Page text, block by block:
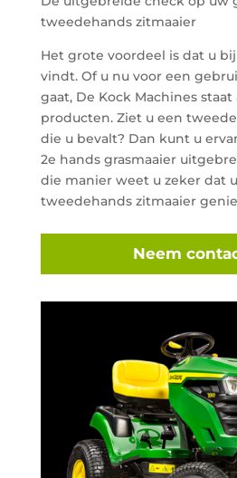
tweedehands zitmaaier
Het grote voordeel is dat u
vindt. Of u nu voor een
gaat, De Kock Machines
producten. Ziet u een
die u bevalt? Dan kunt u
2e hands grasmaaier
die manier weet u zeker dat
tweedehands zitmaaier
Neem